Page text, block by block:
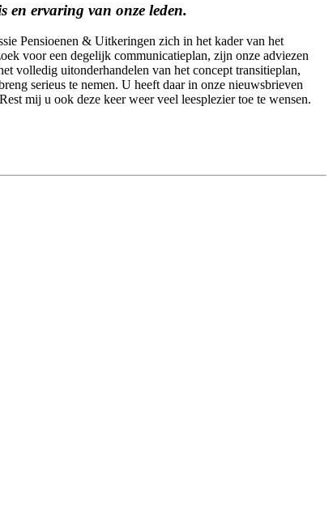
en ervaring van onze leden.
Pensioenen & Uitkeringen zich in het kader van het
voor een degelijk communicatieplan, zijn onze adviezen
volledig uitonderhandelen van het concept transitieplan,
serieus te nemen. U heeft daar in onze nieuwsbrieven
mij u ook deze keer weer veel leesplezier toe te wensen.